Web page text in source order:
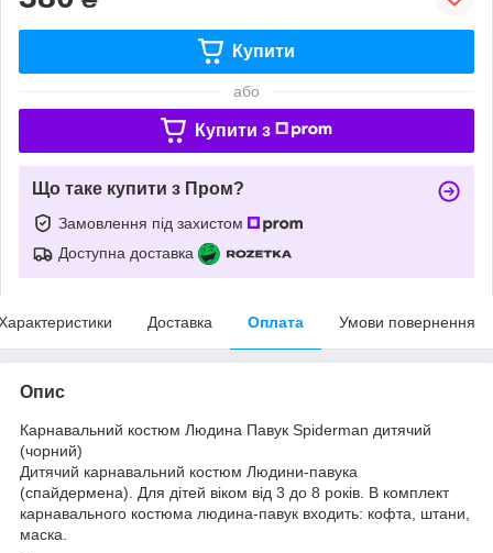
Купити
або
Купити з
Що таке купити з Пром?
Замовлення під захистом
Доступна доставка
Доставка Оплата Умови повернення
Опис
Карнавальний костюм Людина Павук Spiderman дитячий
(чорний)
Дитячий карнавальний костюм Людини-павука
(спайдермена). Для дітей віком від 3 до 8 років. В комплект
карнавального костюма людина-павук входить: кофта, штани,
маска.